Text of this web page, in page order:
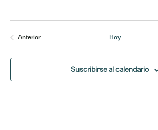
Anterior
Hoy
Suscribirse al calendario